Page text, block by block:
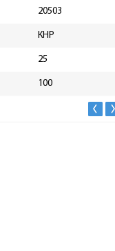
20503
КНР
25
100